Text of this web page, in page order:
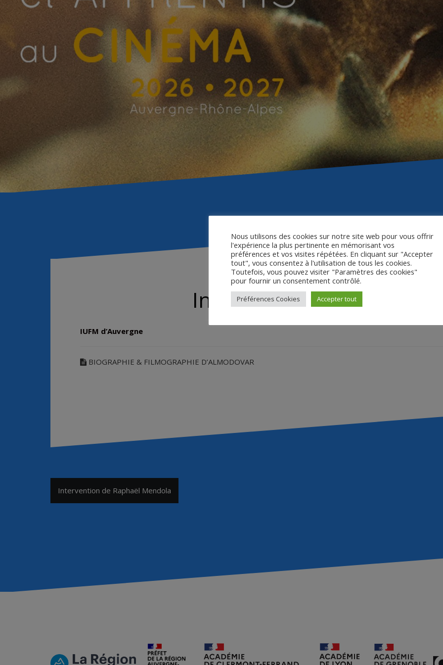
Intervention de Bruno
IUFM d’Auvergne
BIOGRAPHIE & FILMOGRAPHIE D’ALMODOVAR
Navigation
de
Intervention de Raphaël Mendola
Nous utilisons des cookies sur notre site web pour vous offrir
l'expérience la plus pertinente en mémorisant vos
préférences et vos visites répétées. En cliquant sur "Accepter
tout", vous consentez à l'utilisation de tous les cookies.
Toutefois, vous pouvez visiter "Paramètres des cookies"
pour fournir un consentement contrôlé.
Préférences Cookies Accepter tout